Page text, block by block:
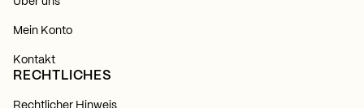
Mein Konto
Kontakt
RECHTLICHES